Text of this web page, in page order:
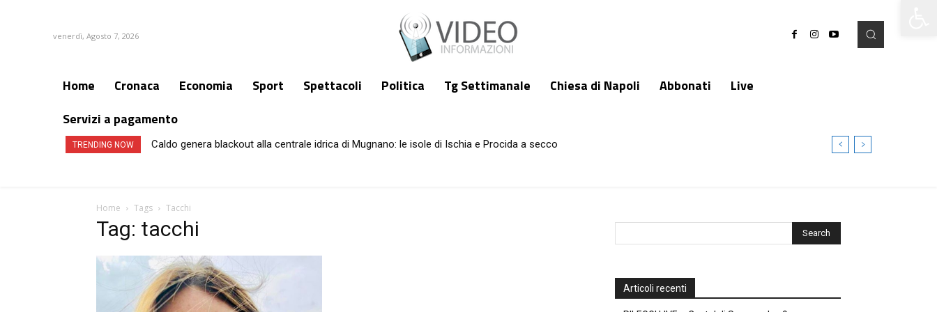
venerdì, Agosto 7, 2026
Home Cronaca Economia Sport Spettacoli Politica Tg Settimanale Chiesa di Napoli Abbonati
Live
Servizi a pagamento
TRENDING NOW Caldo genera blackout alla centrale idrica di Mugnano: le isole di Ischia e Procida a secco
Home Tags Tacchi
Tag: tacchi
Articoli recenti